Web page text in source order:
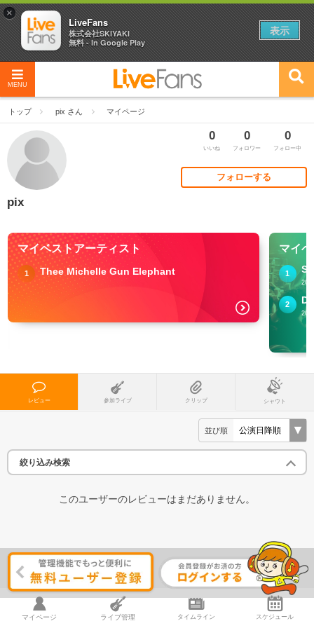
MENU
トップ pix さん マイページ
0
いいね
0
フォロワー
0
フォロー中
フォローする
pix
マイベストアーティスト
1 Thee Michelle Gun Elephant
マイ
1
2
レビュー 参加ライブ クリップ シャウト
並び順
絞り込み検索
このユーザーのレビューはまだありません。
マイページ ライブ管理 タイムライン スケジュール
×
LiveFans
株式会社SKIYAKI
無料 - In Google Play
表示